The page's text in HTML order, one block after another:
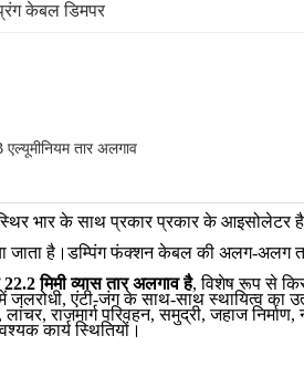
केबल डिमपर
तार अलगाव
भार के साथ प्रकार प्रकार के
जाता है।डम्पिंग फंक्शन केबल की अलग-अलग
मिमी व्यास तार अलगाव है, विशेष रूप से
एंटी-जंग के साथ-साथ स्थायित्व का
राजमार्ग परिवहन, समुद्री, जहाज
कार्य स्थितियों।